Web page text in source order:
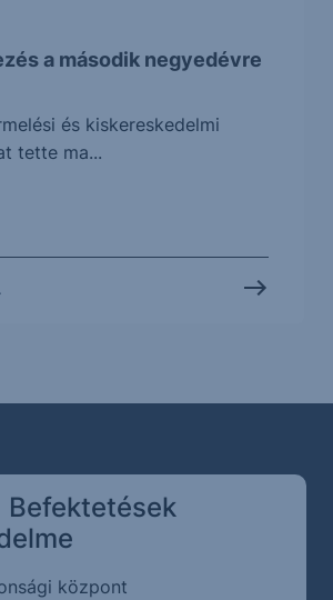
a második negyedévre
és kiskereskedelmi
tette ma...
Befektetések
központ